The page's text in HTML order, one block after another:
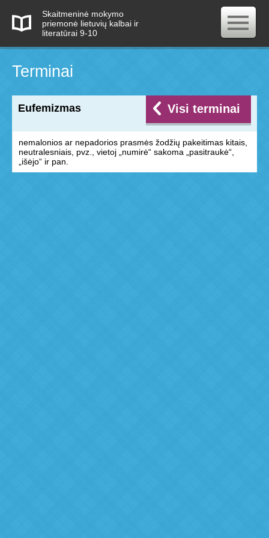
Skaitmeninė mokymo
priemonė lietuvių kalbai ir
literatūrai 9-10
Terminai
Eufemizmas Visi terminai
nemalonios ar nepadorios prasmės žodžių pakeitimas kitais,
neutralesniais, pvz., vietoj „numirė“ sakoma „pasitraukė“,
„išėjo“ ir pan.